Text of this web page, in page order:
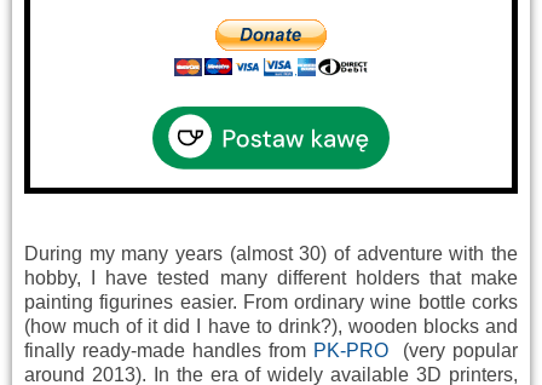
During my many years (almost 30) of adventure with the
hobby, I have tested many different holders that make
painting figurines easier. From ordinary wine bottle corks
(how much of it did I have to drink?), wooden blocks and
finally ready-made handles from PK-PRO
(very popular
around 2013). In the era of widely available 3D printers,